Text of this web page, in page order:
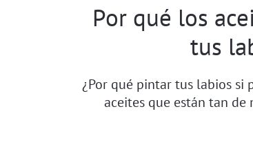
Por qué los
tus
¿Por qué pintar tus labios si
aceites que están tan de